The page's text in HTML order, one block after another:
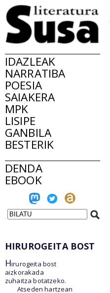
IDAZLEAK
NARRATIBA
POESIA
SAIAKERA
MPK
LISIPE
GANBILA
BESTERIK
DENDA
EBOOK
HIRUROGEITA BOST
Hirurogeita bost
aizkorakada
zuhaitza botatzeko.
Atseden hartzean